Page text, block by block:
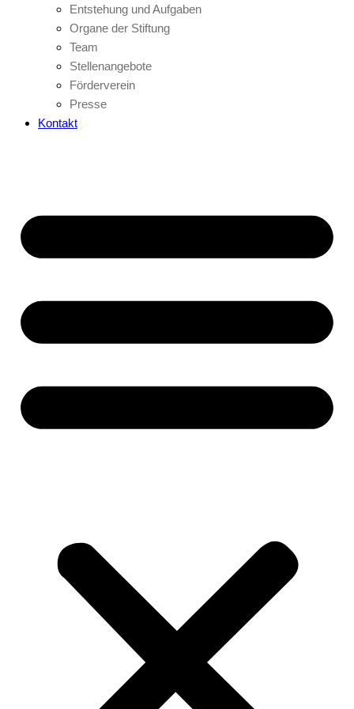
Entstehung und Aufgaben
Organe der Stiftung
Team
Stellenangebote
Förderverein
Presse
Kontakt